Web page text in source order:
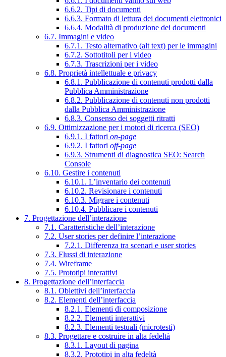
6.6.2. Tipi di documenti
6.6.3. Formato di lettura dei documenti elettronici
6.6.4. Modalità di produzione dei documenti
6.7. Immagini e video
6.7.1. Testo alternativo (alt text) per le immagini
6.7.2. Sottotitoli per i video
6.7.3. Trascrizioni per i video
6.8. Proprietà intellettuale e privacy
6.8.1. Pubblicazione di contenuti prodotti dalla
Pubblica Amministrazione
6.8.2. Pubblicazione di contenuti non prodotti
dalla Pubblica Amministrazione
6.8.3. Consenso dei soggetti ritratti
6.9. Ottimizzazione per i motori di ricerca (SEO)
6.9.1. I fattori on-page
6.9.2. I fattori off-page
6.9.3. Strumenti di diagnostica SEO: Search
Console
6.10. Gestire i contenuti
6.10.1. L’inventario dei contenuti
6.10.2. Revisionare i contenuti
6.10.3. Migrare i contenuti
6.10.4. Pubblicare i contenuti
7. Progettazione dell’interazione
7.1. Caratteristiche dell’interazione
7.2. User stories per definire l’interazione
7.2.1. Differenza tra scenari e user stories
7.3. Flussi di interazione
7.4. Wireframe
7.5. Prototipi interattivi
8. Progettazione dell’interfaccia
8.1. Obiettivi dell’interfaccia
8.2. Elementi dell’interfaccia
8.2.1. Elementi di composizione
8.2.2. Elementi interattivi
8.2.3. Elementi testuali (microtesti)
8.3. Progettare e costruire in alta fedeltà
8.3.1. Layout di pagina
8.3.2. Prototipi in alta fedeltà